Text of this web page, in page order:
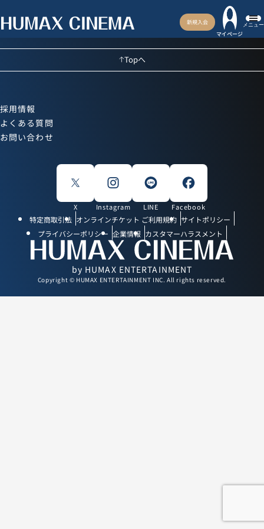
新規入会
マイページ
メニュー
Topへ
採用情報
よくある質問
お問い合わせ
X Instagram LINE Facebook
特定商取引法 オンラインチケット ご利用規約 サイトポリシー
プライバシーポリシー 企業情報 カスタマーハラスメント
by HUMAX ENTERTAINMENT
Copyright © HUMAX ENTERTAINMENT INC. All rights reserved.